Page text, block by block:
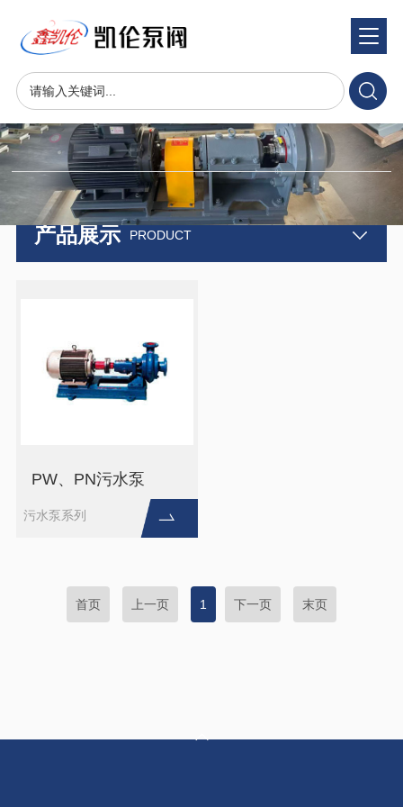
产品展示 product
产品展示 PRODUCT
PW、PN污水泵
污水泵系列
首页 上一页 1 下一页 末页